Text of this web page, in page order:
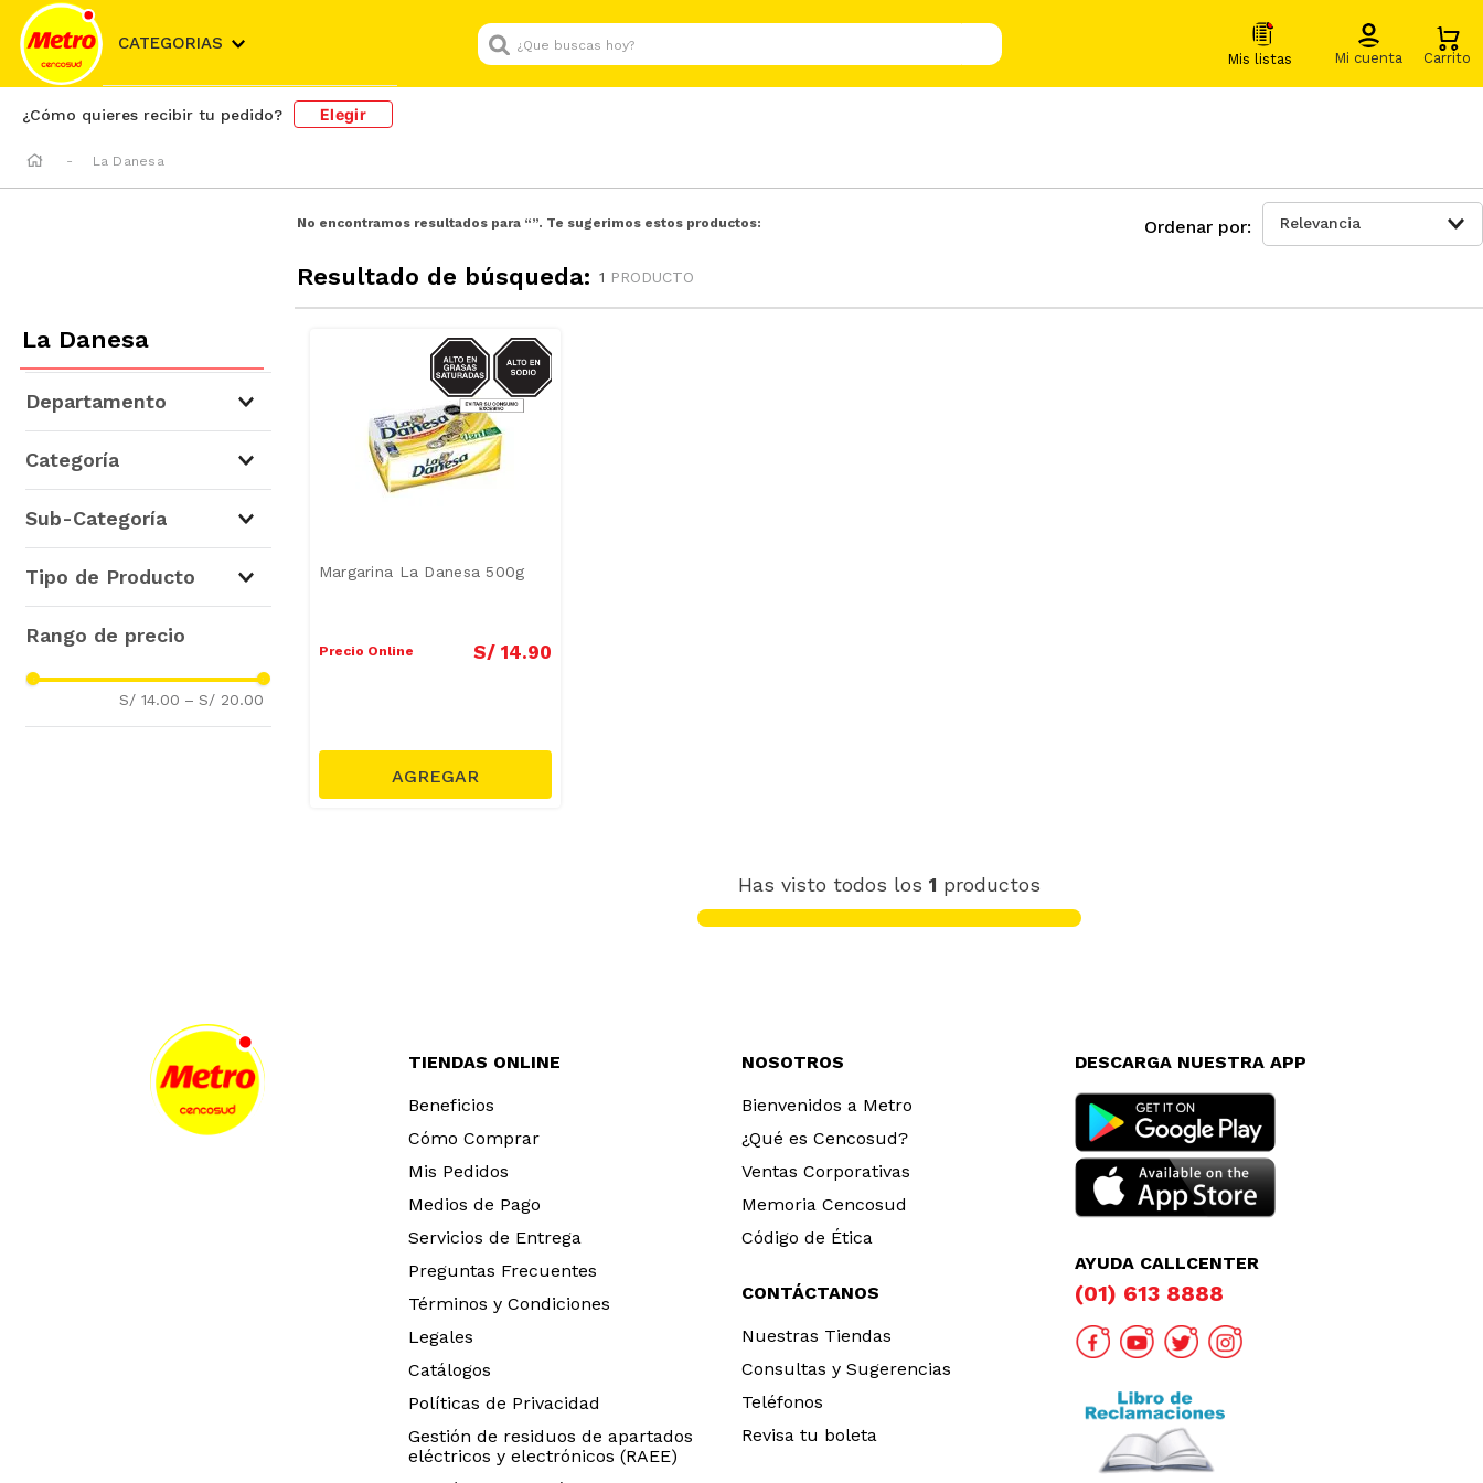
CATEGORIAS
¿Que buscas hoy?
¿Cómo quieres recibir tu pedido? Elegir
La Danesa
No encontramos resultados para “”. Te sugerimos estos productos:
Resultado de búsqueda: 1 PRODUCTO
Relevancia
La Danesa
Departamento
Categoría
Sub-Categoría
Tipo de Producto
S/ 14.00 – S/ 20.00
SODIO/GRASAS-
SAT
Margarina La Danesa 500g
Precio Online S/ 14.90
Has visto todos los1 productos
TIENDAS ONLINE
Beneficios
Cómo Comprar
Mis Pedidos
Medios de Pago
Servicios de Entrega
Preguntas Frecuentes
Términos y Condiciones
Legales
Catálogos
Políticas de Privacidad
Gestión de residuos de apartados
eléctricos y electrónicos (RAEE)
NOSOTROS
Bienvenidos a Metro
¿Qué es Cencosud?
Ventas Corporativas
Memoria Cencosud
Código de Ética
CONTÁCTANOS
Nuestras Tiendas
Consultas y Sugerencias
Teléfonos
Revisa tu boleta
DESCARGA NUESTRA APP
AYUDA CALLCENTER
(01) 613 8888